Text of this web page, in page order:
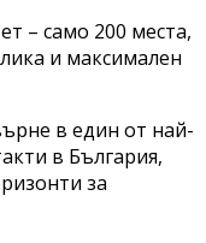
– само 200 места,
и максимален
в един от най-
в България,
за